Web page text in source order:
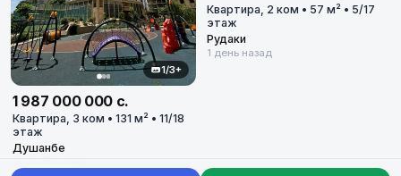
1/3+
1 987 000 000 с.
Квартира, 3 ком • 131 м² • 11/18
этаж
Душанбе
Квартира, 2 ком • 57 м² • 5/17
этаж
Рудаки
1 день назад